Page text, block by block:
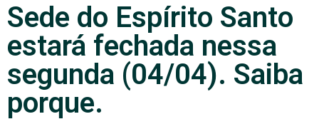
Sede do Espírito Santo
estará fechada nessa
segunda (04/04). Saiba
porque.